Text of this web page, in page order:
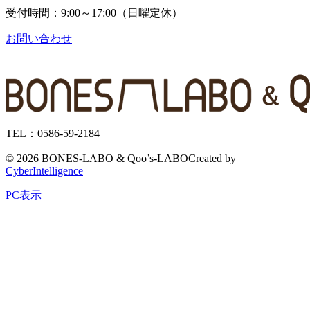
受付時間：9:00～17:00（日曜定休）
お問い合わせ
TEL：0586-59-2184
© 2026 BONES-LABO & Qoo’s-LABOCreated by
CyberIntelligence
PC表示